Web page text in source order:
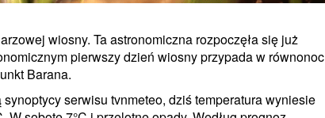
wiosny. Ta astronomiczna rozpoczęła się już
pierwszy dzień wiosny przypada w równonoc
Barana.
serwisu tvnmeteo, dziś temperatura wyniesie